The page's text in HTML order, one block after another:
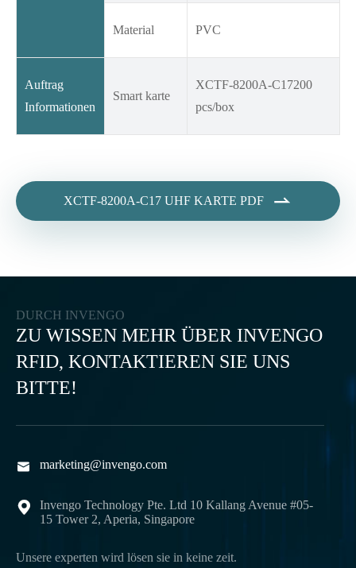
Material PVC
Auftrag
Informationen
Smart karte
XCTF-8200A-C17200
pcs/box
XCTF-8200A-C17 UHF KARTE PDF 
DURCH INVENGO
ZU WISSEN MEHR ÜBER INVENGO
RFID, KONTAKTIEREN SIE UNS
BITTE!
 marketing@invengo.com

Invengo Technology Pte. Ltd 10 Kallang Avenue #05-
15 Tower 2, Aperia, Singapore
Unsere experten wird lösen sie in keine zeit.